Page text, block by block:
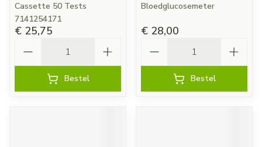
Cassette 50 Tests
7141254171
€ 25,75
Bestel
Bloedglucosemeter
€ 28,00
Bestel